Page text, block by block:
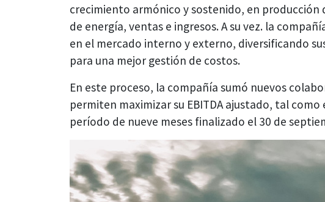
crecimiento armónico y sostenido, en producción
de energía, ventas e ingresos. A su vez. la
en el mercado interno y externo, diversificando
para una mejor gestión de costos.
En este proceso, la compañía sumó nuevos
permiten maximizar su EBITDA ajustado, tal
período de nueve meses finalizado el 30 de